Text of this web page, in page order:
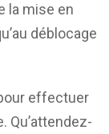
la mise en
déblocage
effectuer
Qu’attendez-